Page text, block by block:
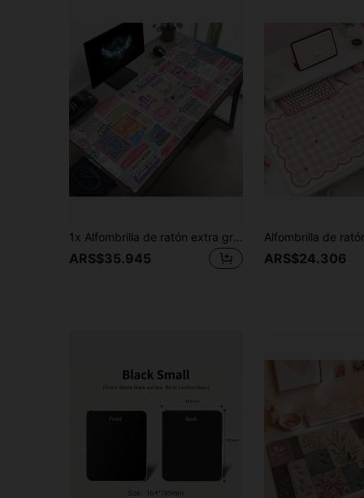
1x Alfombrilla de ratón extra grande con diseño de firma estilo graffiti sobre superficie de goma. Con una base de goma antideslizante, esta esterilla es perfecta como accesorio de escritorio para gamers, oficinas, escuelas, arenas de esports y decoración del hogar. Un regalo ideal para entusiastas del gaming, cuenta con un diseño lavable y duradero, la adición definitiva a cualquier configuración de juego profesional, espacio de trabajo moderno o escritorio.
ARS$35.945 ARS$24.306